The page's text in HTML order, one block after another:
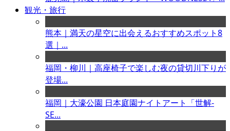
観光・旅行
熊本｜満天の星空に出会えるおすすめスポット8
選｜...
福岡・柳川｜高座椅子で楽しむ夜の貸切川下りが
登場...
福岡｜大濠公園 日本庭園ナイトアート「世解-
SE...